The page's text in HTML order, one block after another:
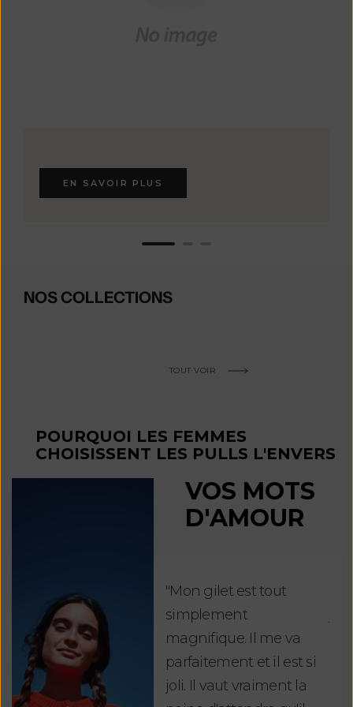
EN SAVOIR PLUS
NOS COLLECTIONS
TOUT VOIR
POURQUOI LES FEMMES
CHOISISSENT LES PULLS L'ENVERS
VOS MOTS
D'AMOUR
"Mon gilet est tout
simplement
magnifique. Il me va
parfaitement et il est si
joli. Il vaut vraiment la